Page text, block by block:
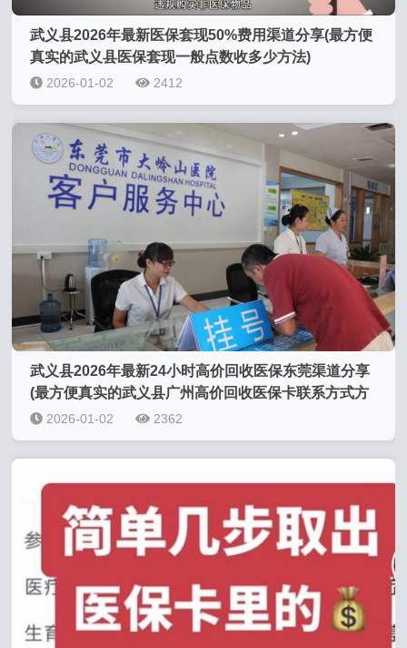
武义县2026年最新医保套现50%费用渠道分享(最方便
真实的武义县医保套现一般点数收多少方法)
2026-01-02 2412
武义县2026年最新24小时高价回收医保东莞渠道分享
(最方便真实的武义县广州高价回收医保卡联系方式方
法)2026-01-02 2362